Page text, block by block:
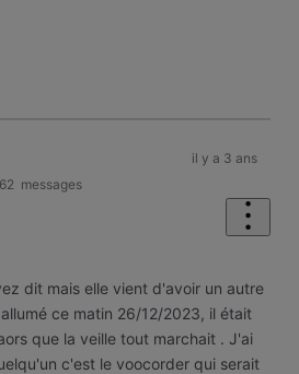
62 messages
il y a 3 ans
dit mais elle vient d'avoir un autre
ce matin 26/12/2023, il était
que la veille tout marchait . J'ai
c'est le voocorder qui serait